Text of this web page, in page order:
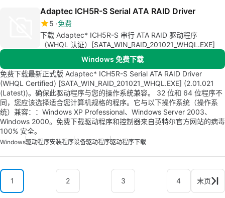
Adaptec ICH5R-S Serial ATA RAID Driver
5 免费
下载 Adaptec* ICH5R-S 串行 ATA RAID 驱动程序
（WHQL 认证）[SATA_WIN_RAID_201021_WHQL.EXE]
Windows 免费下载
免费下载最新正式版 Adaptec* ICH5R-S Serial ATA RAID Driver
(WHQL Certified) [SATA_WIN_RAID_201021_WHQL.EXE] (2.01.021
(Latest))。确保此驱动程序与您的操作系统兼容。 32 位和 64 位程序不
同，您应该选择适合您计算机规格的程序。它与以下操作系统（操作系
统）兼容：：Windows XP Professional、Windows Server 2003、
Windows 2000。免费下载驱动程序和控制器来自英特尔官方网站的病毒
100% 安全。
Windows驱动程序安装程序设备驱动程序驱动程序下载
1 2 3 4 末页